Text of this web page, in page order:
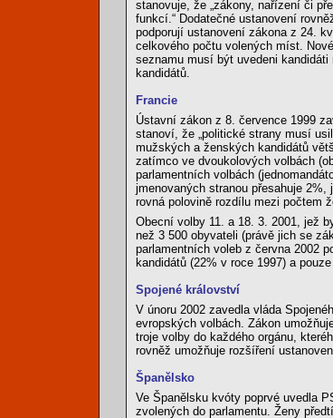
stanovuje, že „zákony, nařízení či
funkcí.“ Dodatečné ustanovení
podporují ustanovení zákona z 24.
celkového počtu volených míst.
seznamu musí být uvedeni
kandidátů.
Francie
Ústavní zákon z 8. července 1999
stanoví, že „politické strany musí
mužských a ženských kandidátů
zatímco ve dvoukolových volbách
parlamentních volbách
jmenovaných stranou přesahuje
rovná polovině rozdílu mezi počtem
Obecní volby 11. a 18. 3. 2001, jež
než 3 500 obyvateli (právě jich se
parlamentních voleb z června 2002
kandidátů (22% v roce 1997) a
Spojené království
V únoru 2002 zavedla vláda
evropských volbách. Zákon
troje volby do každého orgánu,
rovněž umožňuje rozšíření
Španělsko
Ve Španělsku kvóty poprvé uvedla
zvolených do parlamentu. Ženy